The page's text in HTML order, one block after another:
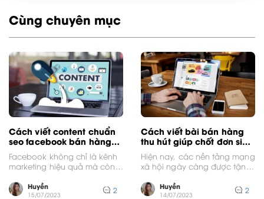
Cùng chuyên mục
Cách viết content chuẩn
seo facebook bán hàng
hiệu quả 99.9%
Facebook không chỉ là kênh
marketing hiệu quả mà còn
của...Huyền
15/07/2023 2
Cách viết bài bán hàng
thu hút giúp chốt đơn siêu
nhanh
Hiện nay, các nền tảng mạng
xã hội ngày càng được tận
hàng....Huyền
14/07/2023 2